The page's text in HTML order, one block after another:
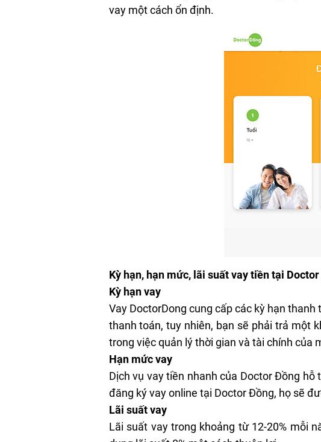
vay một cách ổn định.
Kỳ hạn, hạn mức, lãi suất vay tiền tại
Kỳ hạn vay
Vay DoctorDong cung cấp các kỳ hạn
thanh toán, tuy nhiên, bạn sẽ phải trả một
trong việc quản lý thời gian và tài chính của
Hạn mức vay
Dịch vụ vay tiền nhanh của Doctor Đồng
đăng ký vay online tại Doctor Đồng, họ sẽ
Lãi suất vay
Lãi suất vay trong khoảng từ 12-20% mỗi